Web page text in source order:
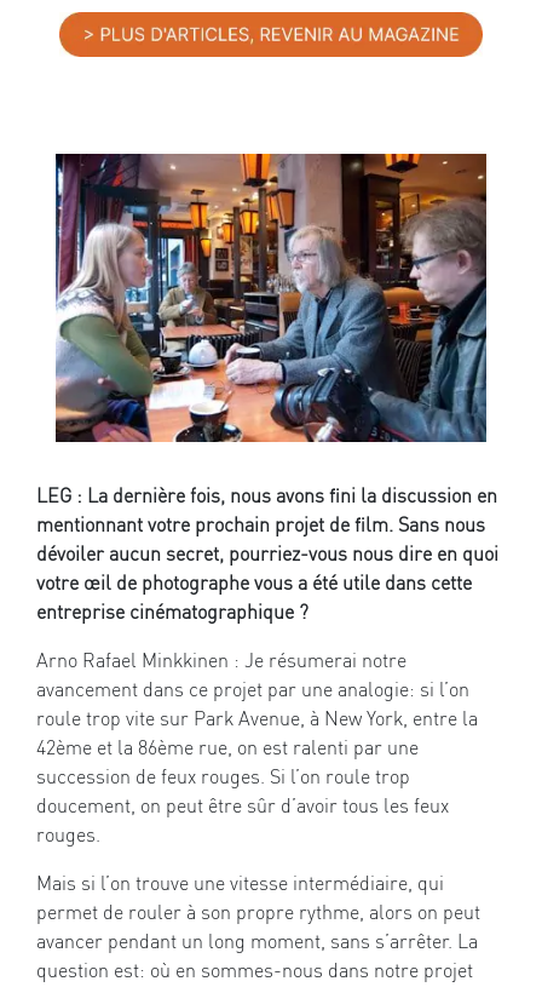
LEG : La dernière fois, nous avons fini la discussion en
mentionnant votre prochain projet de film. Sans nous
dévoiler aucun secret, pourriez-vous nous dire en quoi
votre œil de photographe vous a été utile dans cette
entreprise cinématographique ?
Arno Rafael Minkkinen : Je résumerai notre
avancement dans ce projet par une analogie: si l’on
roule trop vite sur Park Avenue, à New York, entre la
42ème et la 86ème rue, on est ralenti par une
succession de feux rouges. Si l’on roule trop
doucement, on peut être sûr d’avoir tous les feux
rouges.
Mais si l’on trouve une vitesse intermédiaire, qui
permet de rouler à son propre rythme, alors on peut
avancer pendant un long moment, sans s’arrêter. La
question est: où en sommes-nous dans notre projet